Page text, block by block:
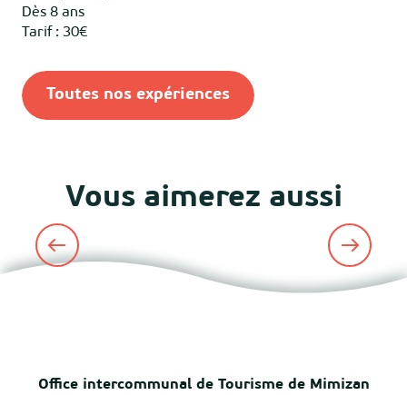
Dès 8 ans
Tarif : 30€
Toutes nos expériences
Vous aimerez aussi
Office intercommunal de Tourisme de Mimizan